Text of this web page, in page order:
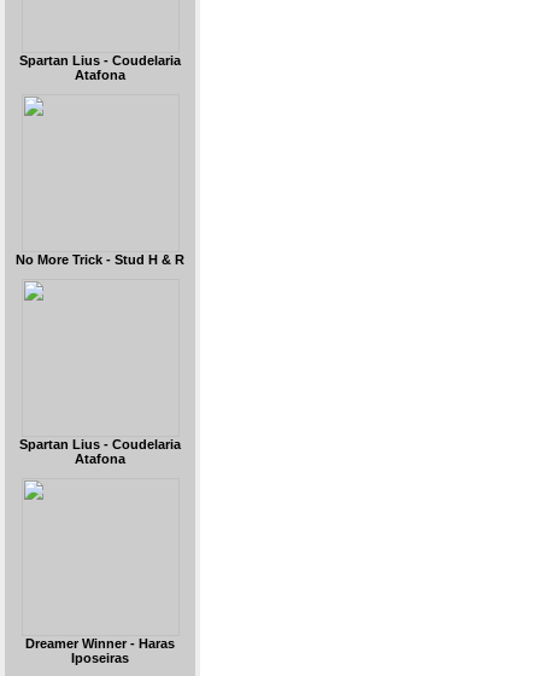
Spartan Lius - Coudelaria
Atafona
No More Trick - Stud H & R
Spartan Lius - Coudelaria
Atafona
Dreamer Winner - Haras
Iposeiras